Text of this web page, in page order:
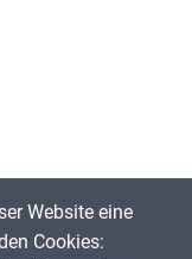
Website eine
Cookies: